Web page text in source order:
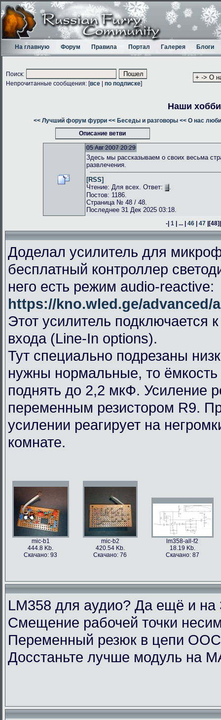
На главную Форум Правила Портал Галерея Блоги
Поиск:
Непрочитанные сообщения: [все по подписке]
Наши хобби
<< Лучший форум фурри << Беседы и разговоры << О нас
Описание ветви
05 Авг 2007 20:29
Здесь мы рассказываем о своих весьма
развлечения.
[RSS]
Чтение: Для всех. Ответ:
.
Постов: 1186.
Страница № 48 / 48.
Последнее 31 Дек 2025 03:18.
-| 1 | ... | 46 | 47 |[48]
Доделал усилитель для
бесплатный контроллер
него есть режим audio-reactive:
https://kno.wled.ge/advanced/
Этот усилитель подключается
входа (Line-In options).
Тут специально подрезаны
нужны нормальные, то
поднять до 2,2 мкФ. Усиление
переменным резистором R9.
усилении реагирует на
комнате.
mic-b1
444.8 Kb.
Скачано: 93
mic-b2
420.54 Kb.
Скачано: 76
lm358-all-f2
18.19 Kb.
Скачано: 87
LM358 для аудио? Да ещё и на
Смещение рабочей точки
Переменный резюк в цепи
Досстаньте лучше модуль на